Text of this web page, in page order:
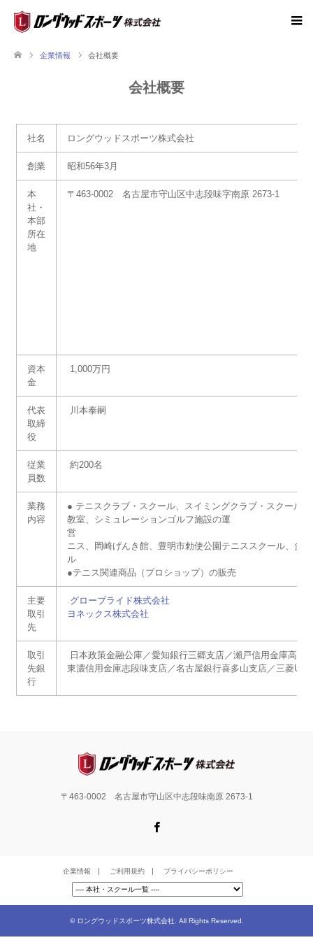
企業情報 会社概要
会社概要
社名 ロングウッドスポーツ株式会社
創業 昭和56年3月
本
社・
本部
所在
地
〒463-0002 名古屋市守山区中志段味字南原 2673-1
資本
金
1,000万円
代表
取締
役
川本泰嗣
従業
員数
約200名
業務
内容
● テニスクラブ・スクール、スイミングクラブ・スクール
教室、シミュレーションゴルフ施設の運
営 ●受託運営 邦和
ニス、岡崎げんき館、豊明市勅使公園テニススクール、多
●テニス関連商品（プロショップ）の販売
主要
取引
先
グローブライド株式会社
ヨネックス株式会社
取引
先銀
行
日本政策金融公庫／愛知銀行三郷支店／瀬戸信用金庫高蔵
東濃信用金庫志段味支店／名古屋銀行喜多山支店／三菱
〒463-0002 名古屋市守山区中志段味南原 2673-1
企業情報 ご利用規約 プライバシーポリシー
© ロングウッドスポーツ株式会社. All Rights Reserved.